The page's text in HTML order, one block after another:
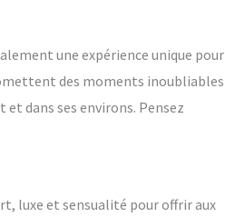
une expérience unique pour
des moments inoubliables
et dans ses environs. Pensez
luxe et sensualité pour offrir aux